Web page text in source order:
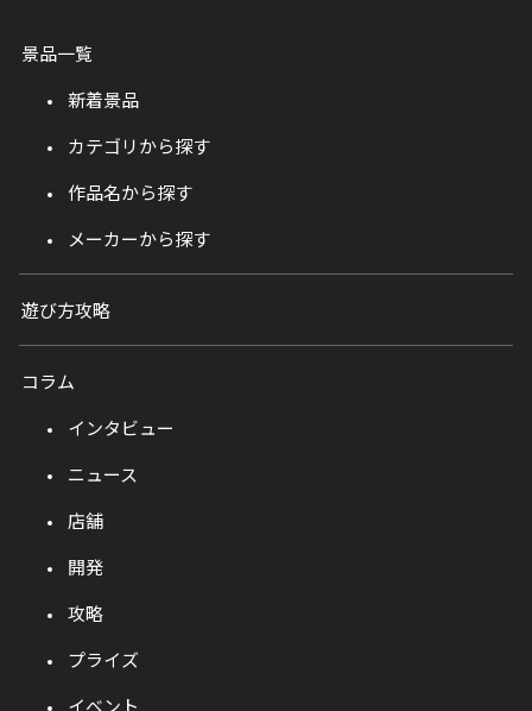
景品一覧
新着景品
カテゴリから探す
作品名から探す
メーカーから探す
遊び方攻略
コラム
インタビュー
ニュース
店舗
開発
攻略
プライズ